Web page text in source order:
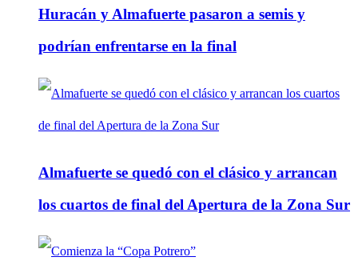
Huracán y Almafuerte pasaron a semis y
podrían enfrentarse en la final
Almafuerte se quedó con el clásico y arrancan
los cuartos de final del Apertura de la Zona Sur